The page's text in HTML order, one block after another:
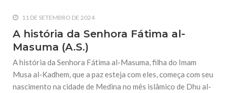
11 DE SETEMBRO DE 2024
A história da Senhora Fátima al-
Masuma (A.S.)
A história da Senhora Fátima al-Masuma, filha do Imam
Musa al-Kadhem, que a paz esteja com eles, começa com seu
nascimento na cidade de Medina no mês islâmico de Dhu al-